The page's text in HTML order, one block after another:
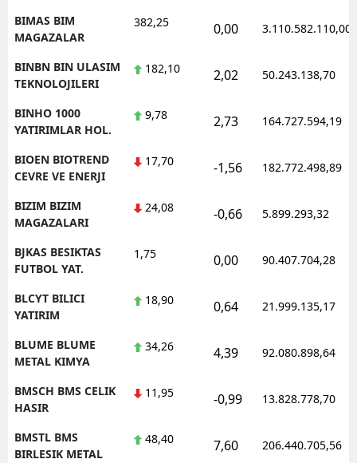
BIMAS BIM
MAGAZALAR
382,25 0,00 3.110.582.110,00
BINBN BIN ULASIM
TEKNOLOJILERI
182,10 2,02 50.243.138,70
BINHO 1000
YATIRIMLAR HOL.
9,78 2,73 164.727.594,19
BIOEN BIOTREND
CEVRE VE ENERJI
17,70 -1,56 182.772.498,89
BIZIM BIZIM
MAGAZALARI
24,08 -0,66 5.899.293,32
BJKAS BESIKTAS
FUTBOL YAT.
1,75 0,00 90.407.704,28
BLCYT BILICI
YATIRIM
18,90 0,64 21.999.135,17
BLUME BLUME
METAL KIMYA
34,26 4,39 92.080.898,64
BMSCH BMS CELIK
HASIR
11,95 -0,99 13.828.778,70
BMSTL BMS
BIRLESIK METAL
48,40 7,60 206.440.705,56